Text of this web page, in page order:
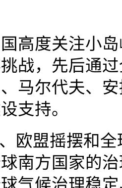
高度关注小
战，先后通
马尔代夫、
支持。
欧盟摇摆和
南方国家的
气候治理稳